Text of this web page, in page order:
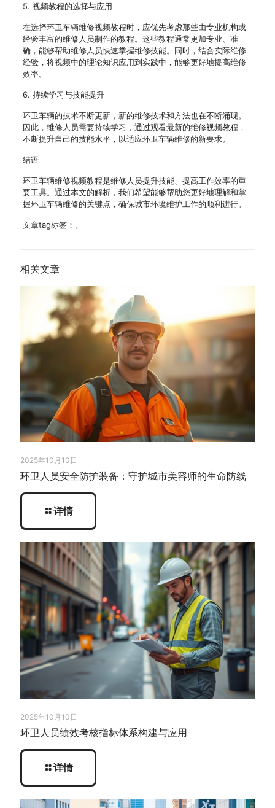
5. 视频教程的选择与应用
在选择环卫车辆维修视频教程时，应优先考虑那些由专业机构或
经验丰富的维修人员制作的教程。这些教程通常更加专业、准
确，能够帮助维修人员快速掌握维修技能。同时，结合实际维修
经验，将视频中的理论知识应用到实践中，能够更好地提高维修
效率。
6. 持续学习与技能提升
环卫车辆的技术不断更新，新的维修技术和方法也在不断涌现。
因此，维修人员需要持续学习，通过观看最新的维修视频教程，
不断提升自己的技能水平，以适应环卫车辆维修的新要求。
结语
环卫车辆维修视频教程是维修人员提升技能、提高工作效率的重
要工具。通过本文的解析，我们希望能够帮助您更好地理解和掌
握环卫车辆维修的关键点，确保城市环境维护工作的顺利进行。
文章tag标签：。
相关文章
2025年10月10日
环卫人员安全防护装备：守护城市美容师的生命防线
详情
2025年10月10日
环卫人员绩效考核指标体系构建与应用
详情